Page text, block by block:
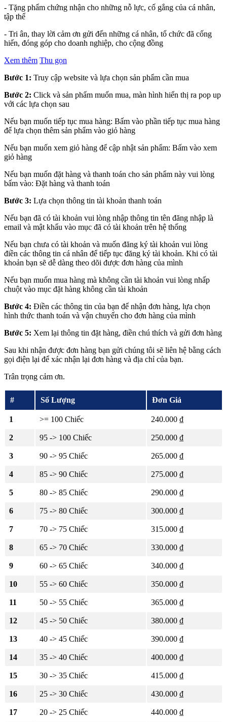
- Tặng phẩm chứng nhận cho những nỗ lực, cố gắng của cá nhân,
tập thể
- Tri ân, thay lời cảm ơn gửi đến những cá nhân, tổ chức đã cống
hiến, đóng góp cho doanh nghiệp, cho cộng đồng
Xem thêm Thu gọn
Bước 1: Truy cập website và lựa chọn sản phẩm cần mua
Bước 2: Click và sản phẩm muốn mua, màn hình hiển thị ra pop up
với các lựa chọn sau
Nếu bạn muốn tiếp tục mua hàng: Bấm vào phần tiếp tục mua hàng
để lựa chọn thêm sản phẩm vào giỏ hàng
Nếu bạn muốn xem giỏ hàng để cập nhật sản phẩm: Bấm vào xem
giỏ hàng
Nếu bạn muốn đặt hàng và thanh toán cho sản phẩm này vui lòng
bấm vào: Đặt hàng và thanh toán
Bước 3: Lựa chọn thông tin tài khoản thanh toán
Nếu bạn đã có tài khoản vui lòng nhập thông tin tên đăng nhập là
email và mật khẩu vào mục đã có tài khoản trên hệ thống
Nếu bạn chưa có tài khoản và muốn đăng ký tài khoản vui lòng
điền các thông tin cá nhân để tiếp tục đăng ký tài khoản. Khi có tài
khoản bạn sẽ dễ dàng theo dõi được đơn hàng của mình
Nếu bạn muốn mua hàng mà không cần tài khoản vui lòng nhấp
chuột vào mục đặt hàng không cần tài khoản
Bước 4: Điền các thông tin của bạn để nhận đơn hàng, lựa chọn
hình thức thanh toán và vận chuyển cho đơn hàng của mình
Bước 5: Xem lại thông tin đặt hàng, điền chú thích và gửi đơn hàng
Sau khi nhận được đơn hàng bạn gửi chúng tôi sẽ liên hệ bằng cách
gọi điện lại để xác nhận lại đơn hàng và địa chỉ của bạn.
Trân trọng cảm ơn.
# Số Lượng Đơn Giá
1 >= 100 Chiếc 240.000 ₫
2 95 -> 100 Chiếc 250.000 ₫
3 90 -> 95 Chiếc 265.000 ₫
4 85 -> 90 Chiếc 275.000 ₫
5 80 -> 85 Chiếc 290.000 ₫
6 75 -> 80 Chiếc 300.000 ₫
7 70 -> 75 Chiếc 315.000 ₫
8 65 -> 70 Chiếc 330.000 ₫
9 60 -> 65 Chiếc 340.000 ₫
10 55 -> 60 Chiếc 350.000 ₫
11 50 -> 55 Chiếc 365.000 ₫
12 45 -> 50 Chiếc 380.000 ₫
13 40 -> 45 Chiếc 390.000 ₫
14 35 -> 40 Chiếc 400.000 ₫
15 30 -> 35 Chiếc 415.000 ₫
16 25 -> 30 Chiếc 430.000 ₫
17 20 -> 25 Chiếc 440.000 ₫